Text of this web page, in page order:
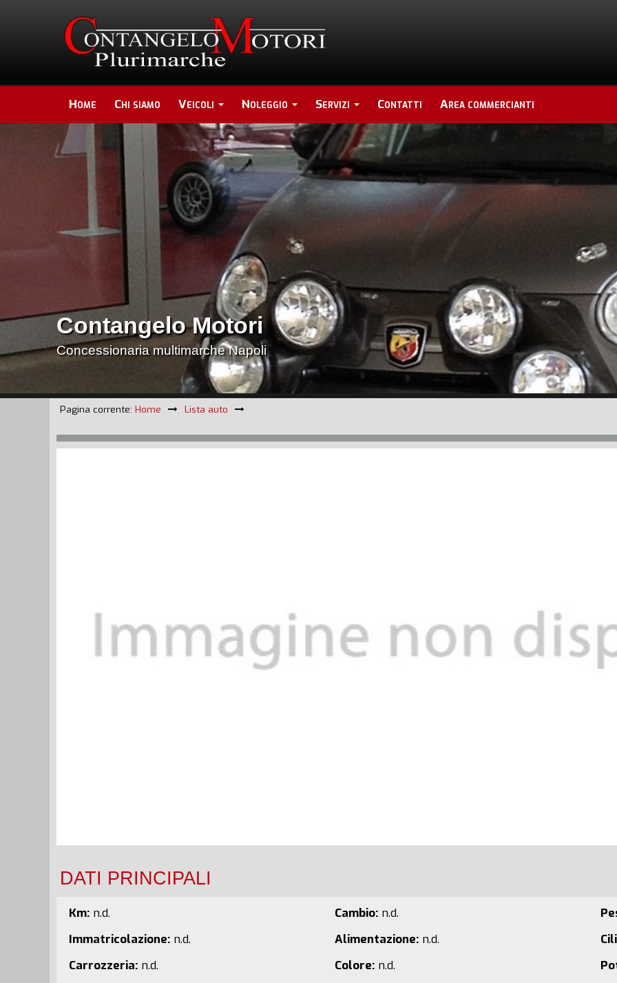
Home Chi siamo Veicoli Noleggio Servizi Contatti Area commercianti
Contangelo Motori
Concessionaria multimarche Napoli
Pagina corrente: Home Lista auto
DATI PRINCIPALI
Km:n.d.
Immatricolazione:n.d.
Carrozzeria:n.d.
Cambio:n.d.
Alimentazione:n.d.
Colore:n.d.